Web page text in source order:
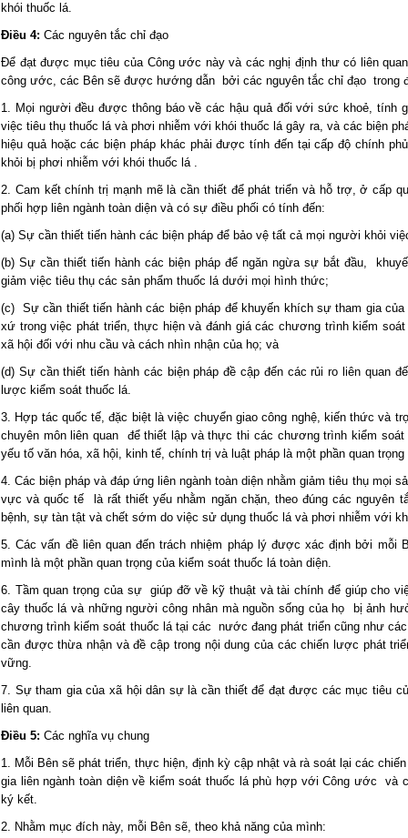
khói thuốc lá.
Điều 4: Các nguyên tắc chỉ đạo
Để đạt được mục tiêu của Công ước này và các nghị định thư có liên
công ước, các Bên sẽ được hướng dẫn bởi các nguyên tắc chỉ đạo trong
1. Mọi người đều được thông báo về các hậu quả đối với sức khoẻ, tính
việc tiêu thụ thuốc lá và phơi nhiễm với khói thuốc lá gây ra, và các biện
hiệu quả hoặc các biện pháp khác phải được tính đến tại cấp độ chính
khỏi bị phơi nhiễm với khói thuốc lá .
2. Cam kết chính trị mạnh mẽ là cần thiết để phát triển và hỗ trợ, ở cấp
phối hợp liên ngành toàn diện và có sự điều phối có tính đến:
(a) Sự cần thiết tiến hành các biện pháp để bảo vệ tất cả mọi người khỏi
(b) Sự cần thiết tiến hành các biện pháp để ngăn ngừa sự bắt đầu,
giảm việc tiêu thụ các sản phẩm thuốc lá dưới mọi hình thức;
(c) Sự cần thiết tiến hành các biện pháp để khuyến khích sự tham gia
xứ trong việc phát triển, thực hiện và đánh giá các chương trình kiểm
xã hội đối với nhu cầu và cách nhìn nhận của họ; và
(d) Sự cần thiết tiến hành các biện pháp đề cập đến các rủi ro liên quan
lược kiểm soát thuốc lá.
3. Hợp tác quốc tế, đặc biệt là việc chuyển giao công nghệ, kiến thức và
chuyên môn liên quan để thiết lập và thực thi các chương trình kiểm
yếu tố văn hóa, xã hội, kinh tế, chính trị và luật pháp là một phần quan
4. Các biện pháp và đáp ứng liên ngành toàn diện nhằm giảm tiêu thụ mọi
vực và quốc tế là rất thiết yếu nhằm ngăn chặn, theo đúng các nguyên
bệnh, sự tàn tật và chết sớm do việc sử dụng thuốc lá và phơi nhiễm với
5. Các vấn đề liên quan đến trách nhiệm pháp lý được xác định bởi mỗi
mình là một phần quan trọng của kiểm soát thuốc lá toàn diện.
6. Tầm quan trọng của sự giúp đỡ về kỹ thuật và tài chính để giúp cho
cây thuốc lá và những người công nhân mà nguồn sống của họ bị ảnh
chương trình kiếm soát thuốc lá tại các nước đang phát triển cũng như
cần được thừa nhận và đề cập trong nội dung của các chiến lược phát
vững.
7. Sự tham gia của xã hội dân sự là cần thiết để đạt được các mục tiêu
liên quan.
Điều 5: Các nghĩa vụ chung
1. Mỗi Bên sẽ phát triển, thực hiện, định kỳ cập nhật và rà soát lại các
gia liên ngành toàn diện về kiểm soát thuốc lá phù hợp với Công ước và
ký kết.
2. Nhằm mục đích này, mỗi Bên sẽ, theo khả năng của mình: